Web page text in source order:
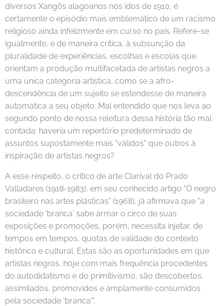
diversos Xangôs alagoanos nos idos de 1910, é
certamente o episódio mais emblemático de um racismo
religioso ainda infelizmente em curso no país. Refere-se
igualmente, e de maneira crítica, à subsunção da
pluralidade de experiências, escolhas e escolas que
orientam a produção multifacetada de artistas negros a
uma única categoria artística, como se a afro-
descendência de um sujeito se estendesse de maneira
automática a seu objeto. Mal entendido que nos leva ao
segundo ponto de nossa releitura dessa história tão mal
contada: haveria um repertório predeterminado de
assuntos supostamente mais "válidos" que outros à
inspiração de artistas negros?
A esse respeito, o crítico de arte Clarival do Prado
Valladares (1918-1983), em seu conhecido artigo "O negro
brasileiro nas artes plásticas" (1968), já afirmava que "a
sociedade 'branca' sabe armar o circo de suas
exposições e promoções, porém, necessita injetar, de
tempos em tempos, quotas de validade do contexto
histórico e cultural. Estas são as oportunidades em que
artistas negros, hoje com mais frequência procedentes
do autodidatismo e do primitivismo, são descobertos,
assimilados, promovidos e amplamente consumidos
pela sociedade 'branca'".